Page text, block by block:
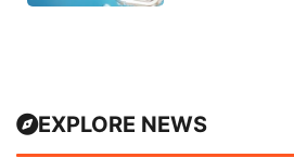
EXPLORE NEWS